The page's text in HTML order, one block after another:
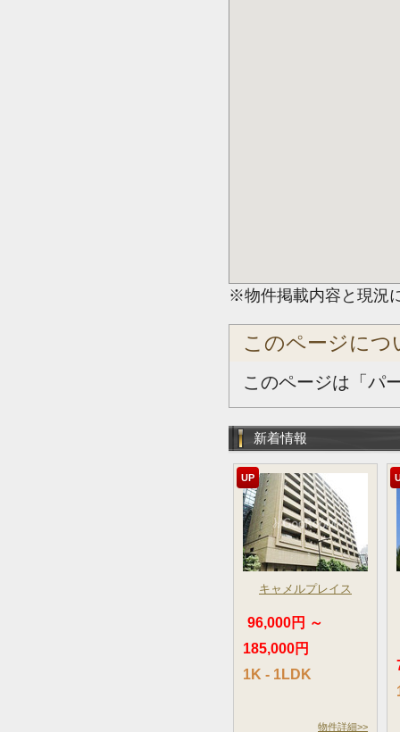
※物件掲載内容と現況
このページにつ
このページは「パ
新着情報
UP
キャメルプレイス
96,000円 ～
185,000円
1K - 1LDK
物件詳細>>